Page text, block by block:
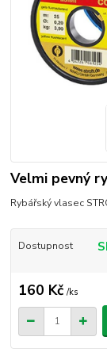
Velmi pevný
Rybářský vlasec
Dostupnost
160 Kč /ks